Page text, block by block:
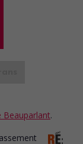
Beauparlant.